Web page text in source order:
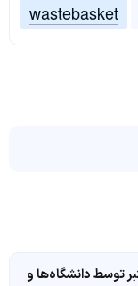
wastebasket
توسط دانشگاه‌ها و